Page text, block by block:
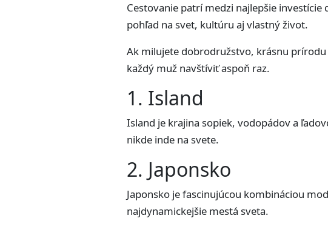
Cestovanie patrí medzi najlepšie
pohľad na svet, kultúru aj vlastný život.
Ak milujete dobrodružstvo, krásnu
každý muž navštíviť aspoň raz.
1. Island
Island je krajina sopiek, vodopádov a
nikde inde na svete.
2. Japonsko
Japonsko je fascinujúcou kombináciou
najdynamickejšie mestá sveta.